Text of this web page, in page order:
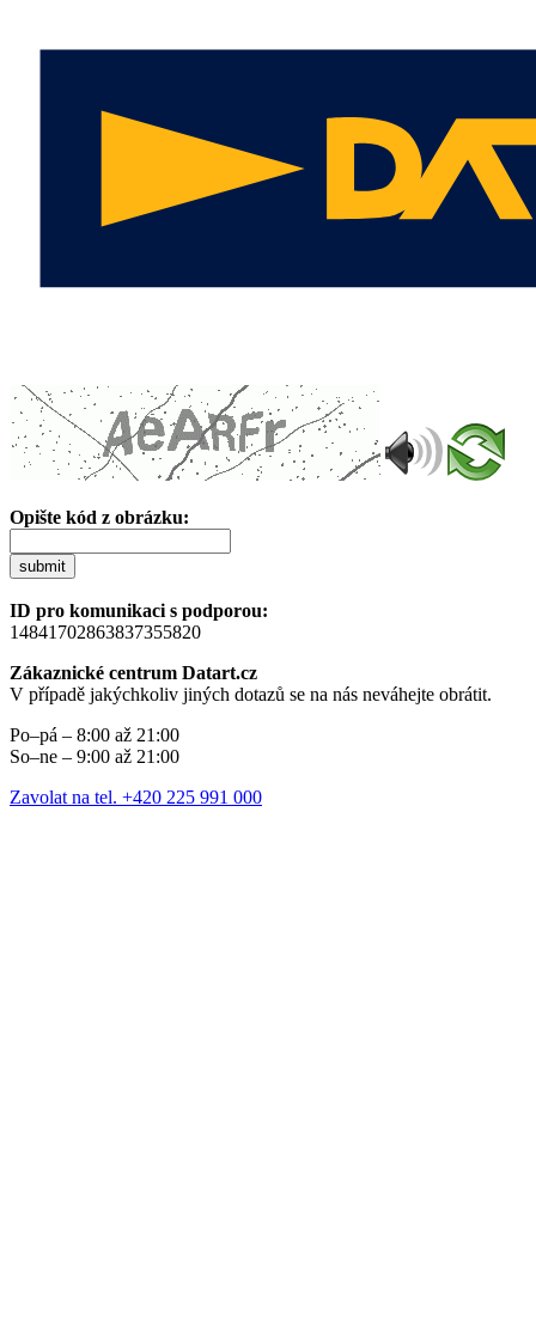
Opište kód z obrázku:
submit
ID pro komunikaci s podporou:
14841702863837355820
Zákaznické centrum Datart.cz
V případě jakýchkoliv jiných dotazů se na nás neváhejte obrátit.
Po–pá – 8:00 až 21:00
So–ne – 9:00 až 21:00
Zavolat na tel. +420 225 991 000